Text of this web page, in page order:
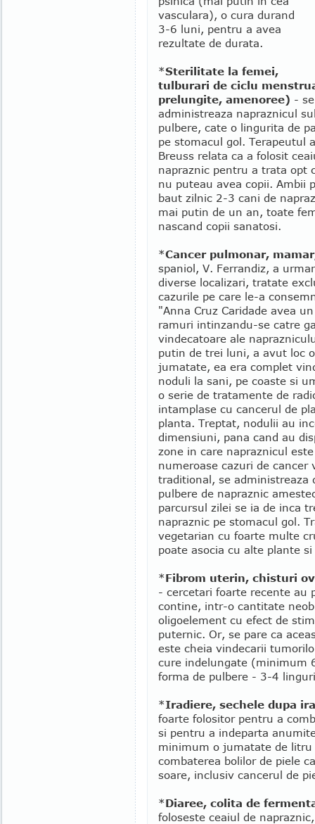
vasculara), o cura durand
3-6 luni, pentru a avea
rezultate de durata.
*Sterilitate la femei,
tulburari de ciclu
prelungite, amenoree) - se
administreaza napraznicul
pulbere, cate o lingurita de
pe stomacul gol. Terapeutul
Breuss relata ca a folosit
napraznic pentru a trata opt
nu puteau avea copii. Ambii
baut zilnic 2-3 cani de
mai putin de un an, toate
nascand copii sanatosi.
*Cancer pulmonar,
spaniol, V. Ferrandiz, a
diverse localizari, tratate
cazurile pe care le-a
"Anna Cruz Caridade avea
ramuri intinzandu-se catre
vindecatoare ale
putin de trei luni, a avut loc
jumatate, ea era complet
noduli la sani, pe coaste si
o serie de tratamente de
intamplase cu cancerul de
planta. Treptat, nodulii au
dimensiuni, pana cand au
zone in care napraznicul
numeroase cazuri de
traditional, se administreaza
pulbere de napraznic
parcursul zilei se ia de inca
napraznic pe stomacul gol.
vegetarian cu foarte multe
poate asocia cu alte plante
*Fibrom uterin, chisturi
- cercetari foarte recente au
contine, intr-o cantitate
oligoelement cu efect de
puternic. Or, se pare ca
este cheia vindecarii
cure indelungate (minimum
forma de pulbere - 3-4
*Iradiere, sechele dupa
foarte folositor pentru a
si pentru a indeparta
minimum o jumatate de litru
combaterea bolilor de piele
soare, inclusiv cancerul de
*Diaree, colita de
foloseste ceaiul de